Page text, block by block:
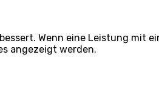
Wenn eine Leistung
angezeigt werden.